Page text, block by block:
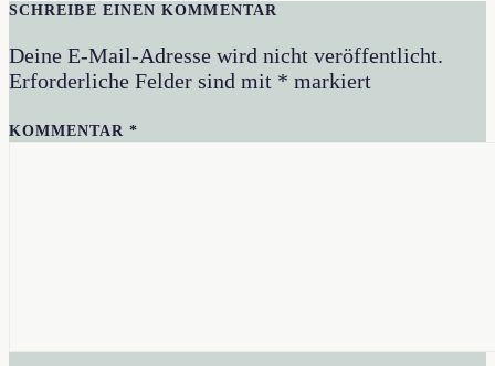
SCHREIBE EINEN KOMMENTAR
Deine E-Mail-Adresse wird nicht veröffentlicht.
Erforderliche Felder sind mit * markiert
KOMMENTAR*